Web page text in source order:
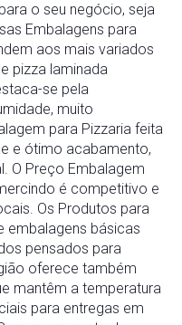
o seu negócio, seja
Embalagens para
aos mais variados
pizza laminada
se pela
muito
para Pizzaria feita
e ótimo acabamento,
O Preço Embalagem
é competitivo e
Os Produtos para
embalagens básicas
pensados para
oferece também
mantêm a temperatura
para entregas em